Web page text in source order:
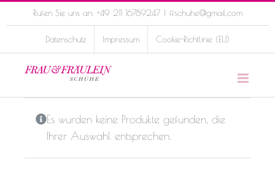
to
Rufen Sie uns an: +49 211 16789247 | ffschuhe@gmail.com
Datenschutz Impressum Cookie-Richtlinie (EU)
Es wurden keine Produkte gefunden, die
Ihrer Auswahl entsprechen.